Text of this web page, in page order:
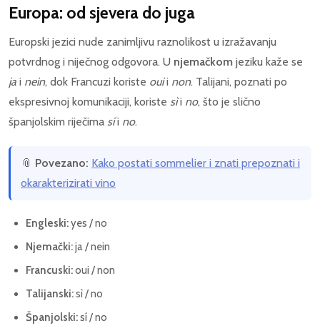
Europa: od sjevera do juga
Europski jezici nude zanimljivu raznolikost u izražavanju
potvrdnog i niječnog odgovora. U njemačkom jeziku kaže se
ja i nein, dok Francuzi koriste ouii non. Talijani, poznati po
ekspresivnoj komunikaciji, koriste sìi no, što je slično
španjolskim riječima síi no.
📎 Povezano: Kako postati sommelier i znati prepoznati i
okarakterizirati vino
Engleski:yes / no
Njemački:ja / nein
Francuski:oui / non
Talijanski:sì / no
Španjolski:sí / no